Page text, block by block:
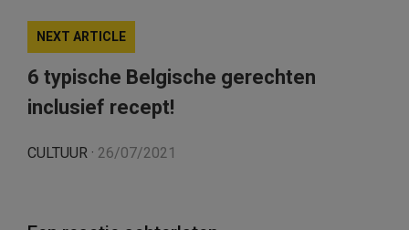
NEXT ARTICLE
6 typische Belgische gerechten
inclusief recept!
CULTUUR · 26/07/2021